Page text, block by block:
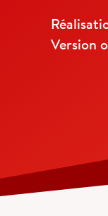
Version